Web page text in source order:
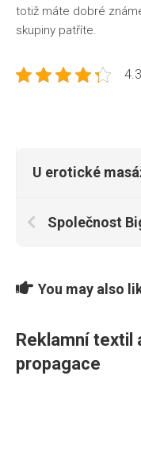
totiž máte dobré
skupiny patříte.
Společnost
You may also
Reklamní textil
propagace